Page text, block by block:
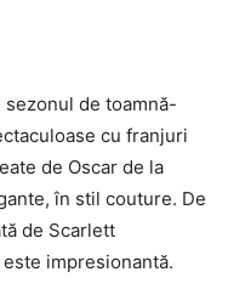
sezonul de toamnă-
cu franjuri
de Oscar de la
în stil couture. De
de Scarlett
impresionantă.